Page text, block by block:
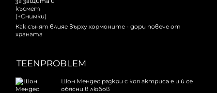
Как сънят влияе върху хормоните - дори повече от
храната
TEENPROBLEM
Шон Мендес разкри с коя актриса е и ѝ се
обясни в любов